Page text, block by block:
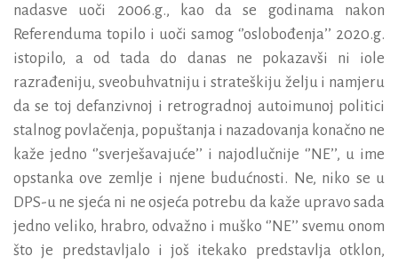
nadasve uoči 2006.g., kao da se godinama nakon
Referenduma topilo i uoči samog ‘’oslobođenja’’ 2020.g.
istopilo, a od tada do danas ne pokazavši ni iole
razrađeniju, sveobuhvatniju i strateškiju želju i namjeru
da se toj defanzivnoj i retrogradnoj autoimunoj politici
stalnog povlačenja, popuštanja i nazadovanja konačno ne
kaže jedno ‘’sverješavajuće’’ i najodlučnije ‘’NE’’, u ime
opstanka ove zemlje i njene budućnosti. Ne, niko se u
DPS-u ne sjeća ni ne osjeća potrebu da kaže upravo sada
jedno veliko, hrabro, odvažno i muško ‘’NE’’ svemu onom
što je predstavljalo i još itekako predstavlja otklon,